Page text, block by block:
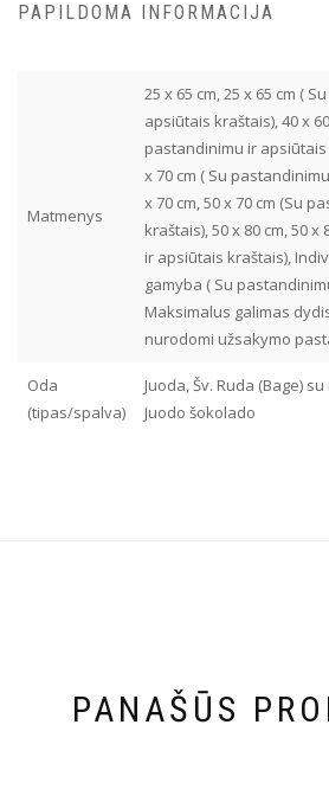
PAPILDOMA INFORMACIJA
Matmenys
25 x 65 cm, 25 x 65 cm (
apsiūtais kraštais), 40 x
pastandinimu ir apsiūtais
x 70 cm ( Su
x 70 cm, 50 x 70 cm (Su
kraštais), 50 x 80 cm, 50
ir apsiūtais kraštais),
gamyba ( Su
Maksimalus galimas
nurodomi užsakymo
Oda
(tipas/spalva)
Juoda, Šv. Ruda (Bage)
Juodo šokolado
PANAŠŪS